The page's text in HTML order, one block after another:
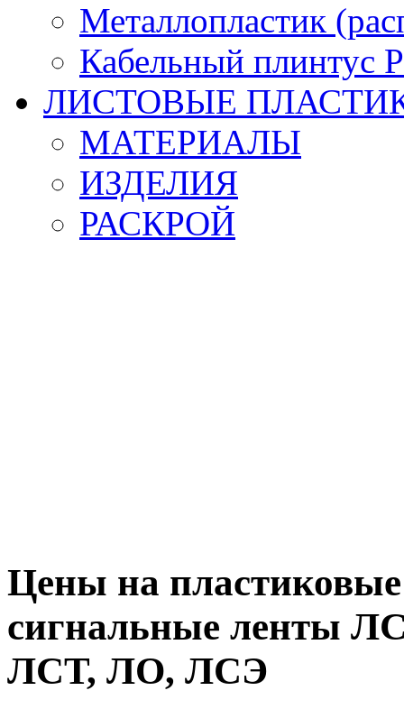
Металлопластик
Кабельный
ЛИСТОВЫЕ
МАТЕРИАЛЫ
ИЗДЕЛИЯ
РАСКРОЙ
Цены на
сигнальные ленты
ЛСТ, ЛО, ЛСЭ